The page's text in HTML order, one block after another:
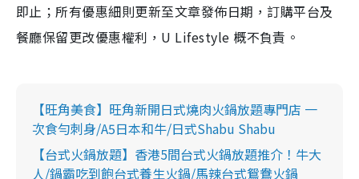
即止；所有優惠細則更新至文章發佈日期，訂購平台及
餐廳保留更改優惠權利，U Lifestyle 概不負責。
【旺角美食】旺角新開日式燒肉火鍋放題專門店 一
次食勻刺身/A5日本和牛/日式Shabu Shabu
【台式火鍋放題】香港5間台式火鍋放題推介！牛大
人/鍋霸吃到飽台式養生火鍋/馬辣台式鴛鴦火鍋